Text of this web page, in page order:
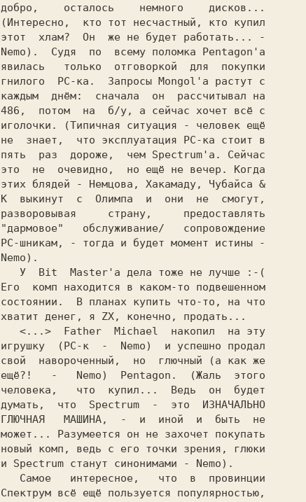
добро,    осталось    немного    дисков...
(Интересно,  кто тот несчастный, кто купил
этот  хлам?  Он  же не будет работать... -
Nemo).  Судя  по  всему поломка Pentagon'а
явилась   только  отговоркой  для  покупки
гнилого  РС-ка.  Запросы Mongol'а растут с
каждым  днём:  сначала  он  рассчитывал на
486,  потом  на  б/у, а сейчас хочет всё с
иголочки. (Типичная ситуация - человек ещё
не  знает,  что эксплуатация РС-ка стоит в
пять  раз  дороже,  чем Spectrum'а. Сейчас
это  не  очевидно,  но ещё не вечер. Когда
этих блядей - Немцова, Хакамаду, Чубайса &
К  выкинут  с  Олимпа  и  они  не  смогут,
разворовывая     страну,     предоставлять
"дармовое"   обслуживание/   сопровождение
РС-шникам, - тогда и будет момент истины -
Nemo).
Его  комп находится в каком-то подвешенном
состоянии.  В планах купить что-то, на что
хватит денег, я ZX, конечно, продать...
игрушку  (РС-к  -  Nemo)  и успешно продал
свой  навороченный,  но  глючный (а как же
ещё?!   -   Nemo)  Pentagon.  (Жаль  этого
человека,   что  купил...  Ведь  он  будет
думать,  что  Spectrum  -  это  ИЗНАЧАЛЬНО
ГЛЮЧНАЯ   МАШИНА,  -  и  иной  и  быть  не
может... Разумеется он не захочет покупать
новый комп, ведь с его точки зрения, глюки
и Spectrum станут синонимами - Nemo).
Спектрум всё ещё пользуется популярностью,